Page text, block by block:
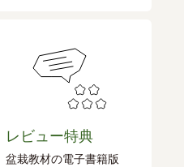
レビュー特典
盆栽教材の電子書籍版